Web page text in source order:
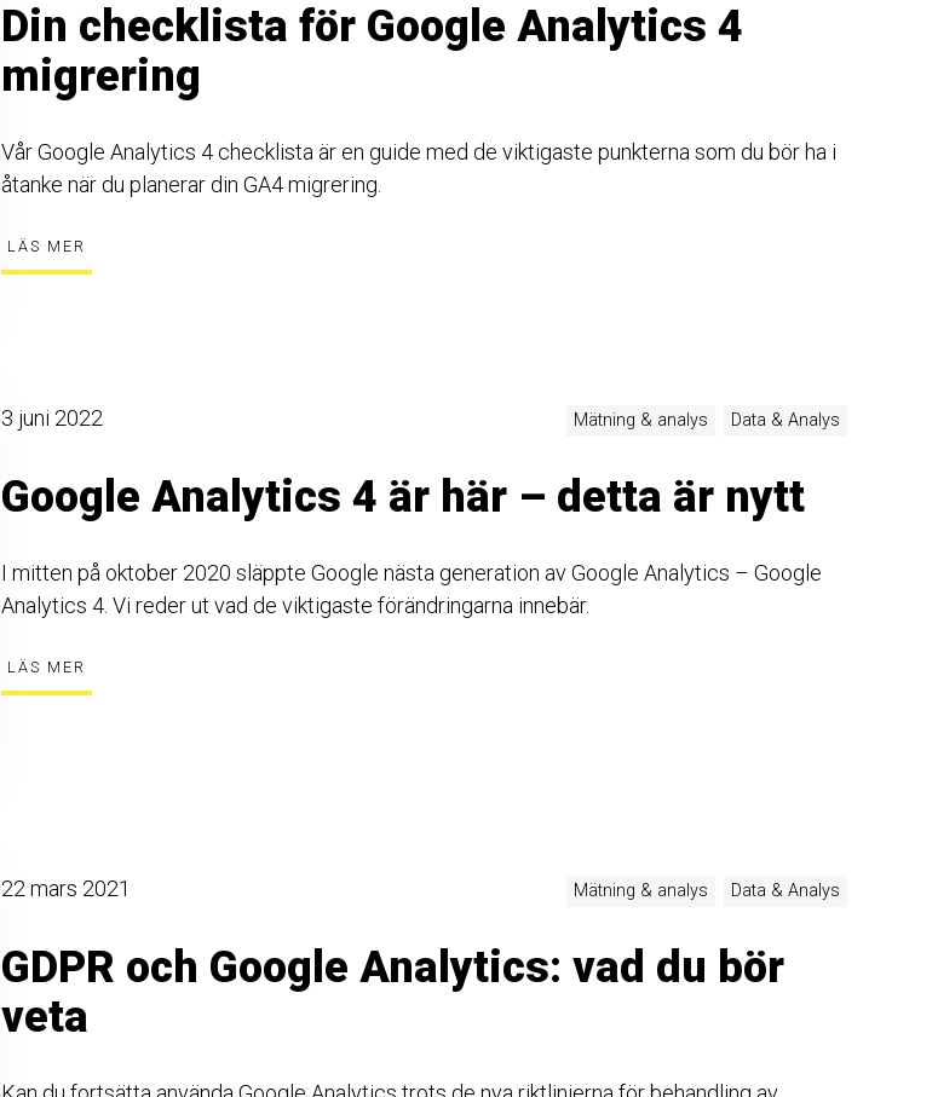
Din checklista för Google Analytics 4
migrering
Vår Google Analytics 4 checklista är en guide med de viktigaste punkterna som du bör ha i
åtanke när du planerar din GA4 migrering.
LÄS MER
3 juni 2022 Mätning & analys Data & Analys
Google Analytics 4 är här – detta är nytt
I mitten på oktober 2020 släppte Google nästa generation av Google Analytics – Google
Analytics 4. Vi reder ut vad de viktigaste förändringarna innebär.
LÄS MER
22 mars 2021 Mätning & analys Data & Analys
GDPR och Google Analytics: vad du bör
veta